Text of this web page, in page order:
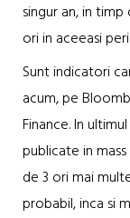
singur an, in
ori in aceeasi
Sunt indicatori
acum, pe
Finance. In
publicate in
de 3 ori mai
probabil, inca si